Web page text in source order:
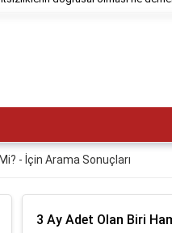
- İçin Arama Sonuçları
3 Ay Adet Olan Biri